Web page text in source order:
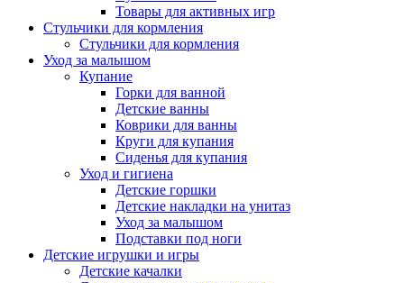
Товары для активных игр
Стульчики для кормления
Стульчики для кормления
Уход за малышом
Купание
Горки для ванной
Детские ванны
Коврики для ванны
Круги для купания
Сиденья для купания
Уход и гигиена
Детские горшки
Детские накладки на унитаз
Уход за малышом
Подставки под ноги
Детские игрушки и игры
Детские качалки